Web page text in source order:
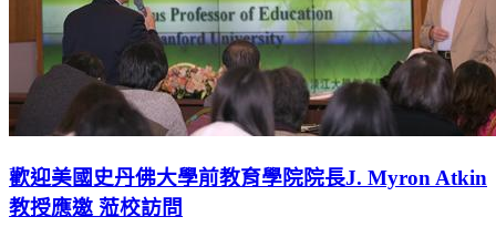
歡迎美國史丹佛大學前教育學院院長J. Myron Atkin
教授應邀 蒞校訪問